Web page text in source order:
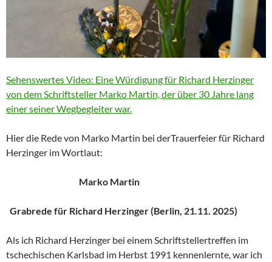
Sehenswertes Video: Eine Würdigung für Richard Herzinger
von dem Schriftsteller Marko Martin, der über 30 Jahre lang
einer seiner Wegbegleiter war.
Hier die Rede von Marko Martin bei derTrauerfeier für Richard
Herzinger im Wortlaut:
Marko Martin
Grabrede für Richard Herzinger (Berlin, 21.11. 2025)
Als ich Richard Herzinger bei einem Schriftstellertreffen im
tschechischen Karlsbad im Herbst 1991 kennenlernte, war ich